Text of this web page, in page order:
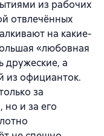
из рабочих
отвлечённых
на какие-
«любовная
дружеские, а
из официанток.
за
но и за его